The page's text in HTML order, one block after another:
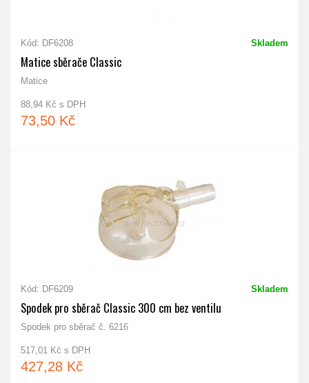
Kód: DF6208 Skladem
Matice sběrače Classic
Matice
88,94 Kč s DPH
73,50 Kč
Kód: DF6209 Skladem
Spodek pro sběrač Classic 300 cm bez ventilu
Spodek pro sběrač č. 6216
517,01 Kč s DPH
427,28 Kč